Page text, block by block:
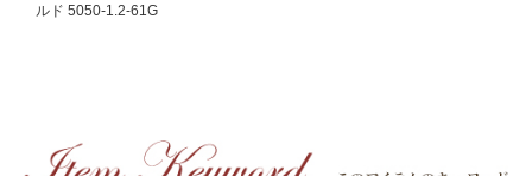
ルド 5050-1.2-61G